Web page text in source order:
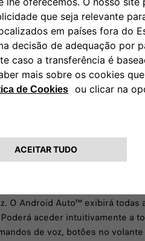
o estilo do seu Grande
com pára-choques
B e C em preto brilhante,
«Style» e barras de
dianteiros ajustáveis em
e confortável.
Auto™
ao seu conteúdo ou utilize o
O Android Auto™ exibirá todas
aceder intuitivamente a
de voz, botões no